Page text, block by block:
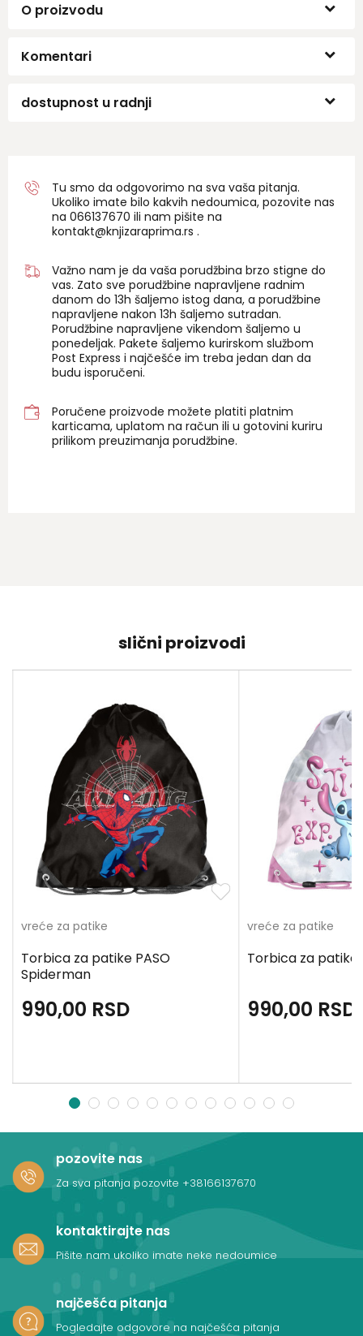
O proizvodu
Komentari
dostupnost u radnji
Tu smo da odgovorimo na sva vaša pitanja.
Ukoliko imate bilo kakvih nedoumica, pozovite nas
na 066137670 ili nam pišite na
kontakt@knjizaraprima.rs .
Važno nam je da vaša porudžbina brzo stigne do
vas. Zato sve porudžbine napravljene radnim
danom do 13h šaljemo istog dana, a porudžbine
napravljene nakon 13h šaljemo sutradan.
Porudžbine napravljene vikendom šaljemo u
ponedeljak. Pakete šaljemo kurirskom službom
Post Express i najčešće im treba jedan dan da
budu isporučeni.
Poručene proizvode možete platiti platnim
karticama, uplatom na račun ili u gotovini kuriru
prilikom preuzimanja porudžbine.
slični proizvodi
vreće za patike
Torbica za patike PASO
Spiderman
990,00 RSD
vreće za patike
Torbica za patike
990,00 RSD
1 2 3 4 5 6 7 8 9 10 11 12
pozovite nas
Za sva pitanja pozovite +38166137670
kontaktirajte nas
Pišite nam ukoliko imate neke nedoumice
najčešća pitanja
Pogledajte odgovore na najčešća pitanja